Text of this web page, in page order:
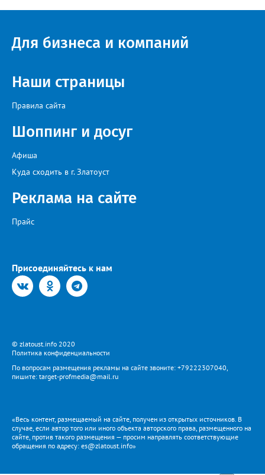
Для бизнеса и компаний
Наши страницы
Правила сайта
Шоппинг и досуг
Афиша
Куда сходить в г. Златоуст
Реклама на сайте
Прайс
Присоединяйтесь к нам
© zlatoust.info 2020
Политика конфиденциальности
По вопросам размещения рекламы на сайте звоните: +79222307040,
пишите: target-profmedia@mail.ru
«Весь контент, размещаемый на сайте, получен из открытых источников. В
случае, если автор того или иного объекта авторского права, размещенного на
сайте, против такого размещения — просим направлять соответствующие
обращения по адресу: es@zlatoust.info»